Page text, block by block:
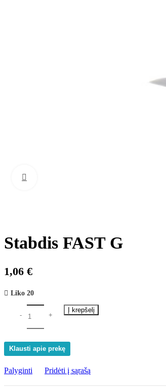
Stabdis FAST G
1,06 €
Liko 20
Į krepšelį
Klausti apie prekę
Palyginti Pridėti į sąrašą